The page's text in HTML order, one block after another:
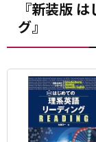
『新装版
グ』